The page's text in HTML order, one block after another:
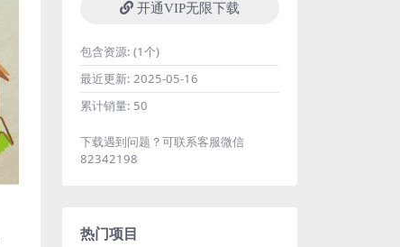
开通VIP无限下载
包含资源: (1个)
最近更新: 2025-05-16
累计销量: 50
下载遇到问题？可联系客服微信
82342198
热门项目